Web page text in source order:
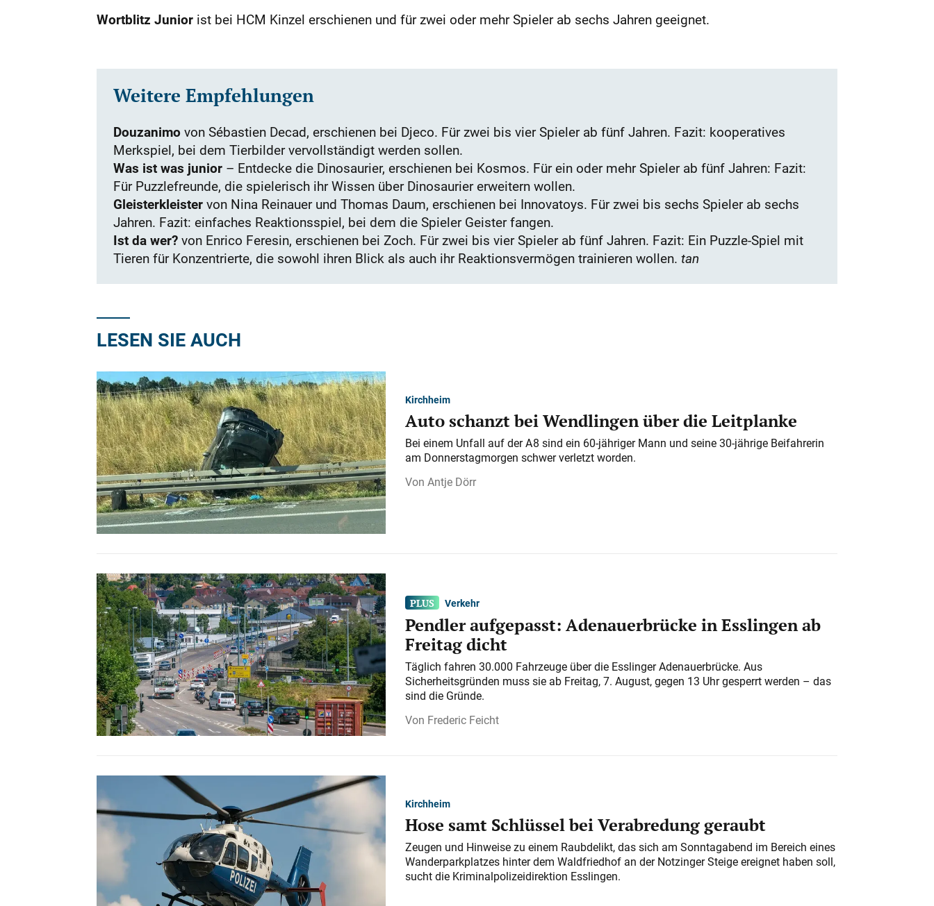
Wortblitz Juniorist bei HCM Kinzel erschienen und für zwei oder mehr Spieler ab sechs Jahren geeignet.
Weitere Empfehlungen
Douzanimo von Sébastien Decad, erschienen bei Djeco. Für zwei bis vier Spieler ab fünf Jahren. Fazit: kooperatives
Merkspiel, bei dem Tierbilder vervollständigt werden sollen.
Was ist was junior– Entdecke die Dinosaurier, erschienen bei Kosmos. Für ein oder mehr Spieler ab fünf Jahren: Fazit:
Für Puzzlefreunde, die spielerisch ihr Wissen über Dinosaurier erweitern wollen.
Gleisterkleistervon Nina Reinauer und Thomas Daum, erschienen bei Innovatoys. Für zwei bis sechs Spieler ab sechs
Jahren. Fazit: einfaches Reaktionsspiel, bei dem die Spieler Geister fangen.
Ist da wer?von Enrico Feresin, erschienen bei Zoch. Für zwei bis vier Spieler ab fünf Jahren. Fazit: Ein Puzzle-Spiel mit
Tieren für Konzentrierte, die sowohl ihren Blick als auch ihr Reaktionsvermögen trainieren wollen. tan
LESEN SIE AUCH
Kirchheim
Auto schanzt bei Wendlingen über die Leitplanke
Bei einem Unfall auf der A 8 sind ein 60-jähriger Mann und seine 30-jährige Beifahrerin
am Donnerstagmorgen schwer verletzt worden.
Antje Dörr
Verkehr
Pendler aufgepasst: Adenauerbrücke in Esslingen ab
Freitag dicht
Täglich fahren 30.000 Fahrzeuge über die Esslinger Adenauerbrücke. Aus
Sicherheitsgründen muss sie ab Freitag, 7. August, gegen 13 Uhr gesperrt werden – das
sind die Gründe.
Frederic Feicht
Kirchheim
Hose samt Schlüssel bei Verabredung geraubt
Zeugen und Hinweise zu einem Raubdelikt, das sich am Sonntagabend im Bereich eines
Wanderparkplatzes hinter dem Waldfriedhof an der Notzinger Steige ereignet haben soll,
sucht die Kriminalpolizeidirektion Esslingen.